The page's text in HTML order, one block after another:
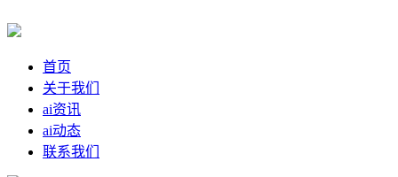
首页
关于我们
ai资讯
ai动态
联系我们